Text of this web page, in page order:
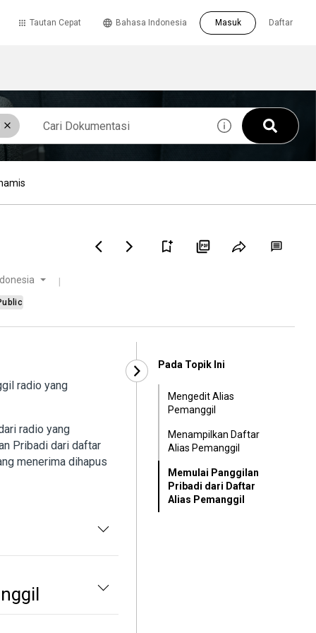
Tautan Cepat Daftar
Bahasa Indonesia Masuk
radio yang
radio yang
Pribadi dari daftar
menerima dihapus
Pada Topik Ini
Mengedit Alias
Pemanggil
Menampilkan Daftar
Alias Pemanggil
Memulai Panggilan
Pribadi dari Daftar
Alias Pemanggil